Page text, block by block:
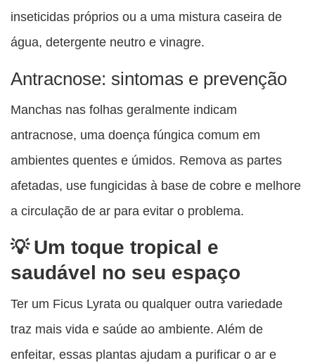
inseticidas próprios ou a uma mistura caseira de
água, detergente neutro e vinagre.
Antracnose: sintomas e prevenção
Manchas nas folhas geralmente indicam
antracnose, uma doença fúngica comum em
ambientes quentes e úmidos. Remova as partes
afetadas, use fungicidas à base de cobre e melhore
a circulação de ar para evitar o problema.
Um toque tropical e
saudável no seu espaço
Ter um Ficus Lyrata ou qualquer outra variedade
traz mais vida e saúde ao ambiente. Além de
enfeitar, essas plantas ajudam a purificar o ar e